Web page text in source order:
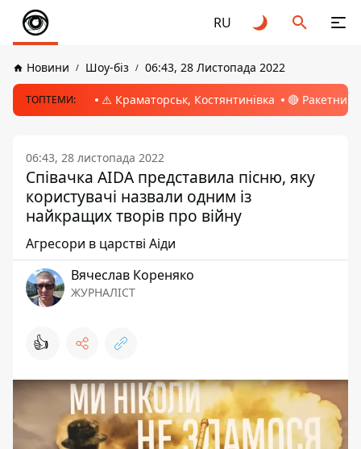
RU
Новини Шоу-біз 06:43, 28 Листопада 2022
ТОПТЕМИ: ⚠️ Краматорськ, Костянтинівка 🔴 Ракетний
06:43, 28 листопада 2022
Співачка AIDA представила пісню, яку
користувачі назвали одним із
найкращих творів про війну
Агресори в царстві Аіди
Вячеслав Кореняко
ЖУРНАЛІСТ
👍